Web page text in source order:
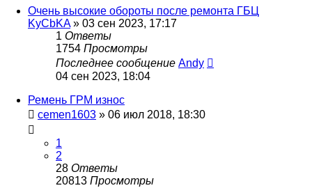
Очень высокие обороты после ремонта ГБЦ
KyCbKA» 03 сен 2023, 17:17
1 Ответы
1754 Просмотры
Последнее сообщение Andy
04 сен 2023, 18:04
Ремень ГРМ износ
cemen1603 » 06 июл 2018, 18:30
1
2
28 Ответы
20813 Просмотры